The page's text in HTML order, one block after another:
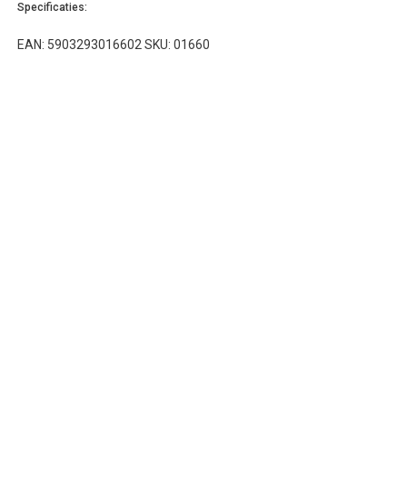
Specificaties:
EAN: 5903293016602 SKU: 01660